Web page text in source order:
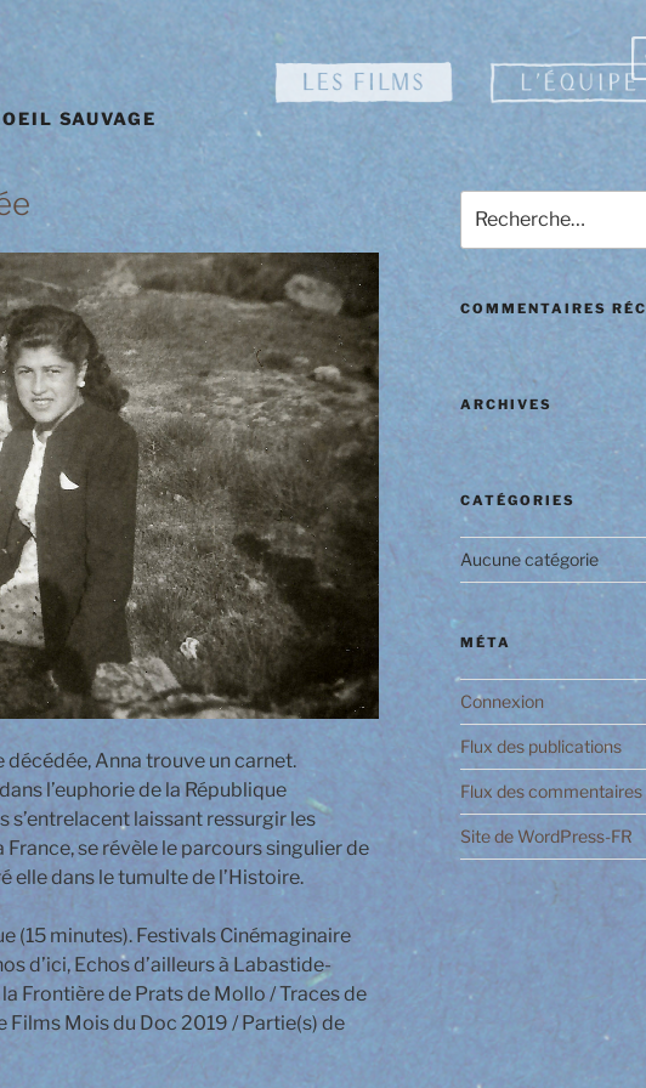
SAUVAGE
Anna trouve un carnet.
l’euphorie de la République
s’entrelacent laissant ressurgir les
France, se révèle le parcours singulier de
elle dans le tumulte de l’Histoire.
(15 minutes). Festivals Cinémaginaire
d’ici, Echos d’ailleurs à Labastide-
Frontière de Prats de Mollo / Traces de
Mois du Doc 2019 / Partie(s) de
pour
:
COMMENTAIRES
ARCHIVES
CATÉGORIES
Aucune catégorie
MÉTA
Connexion
Flux des publications
Flux des commentaires
Site de WordPress-FR